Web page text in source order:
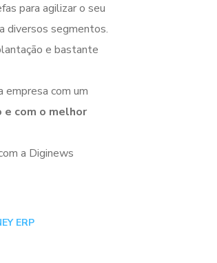
para agilizar o seu
diversos segmentos.
e bastante
empresa com um
com o melhor
a Diginews
ERP